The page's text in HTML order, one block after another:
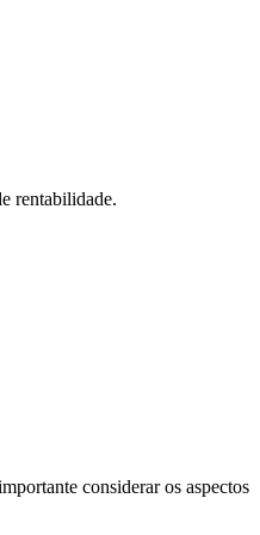
rentabilidade.
considerar os aspectos